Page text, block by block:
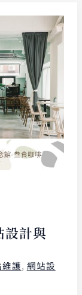
計與
護, 網站設